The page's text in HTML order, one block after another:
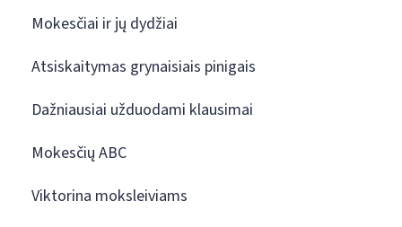
Mokesčiai ir jų dydžiai
Atsiskaitymas grynaisiais pinigais
Dažniausiai užduodami klausimai
Mokesčių ABC
Viktorina moksleiviams